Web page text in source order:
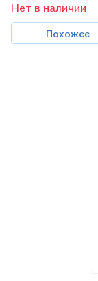
Нет в наличии
Похожее